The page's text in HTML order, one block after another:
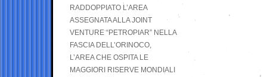
RADDOPPIATO L’AREA
ASSEGNATA ALLA JOINT
VENTURE “PETROPIAR” NELLA
FASCIA DELL’ORINOCO,
L’AREA CHE OSPITA LE
MAGGIORI RISERVE MONDIALI